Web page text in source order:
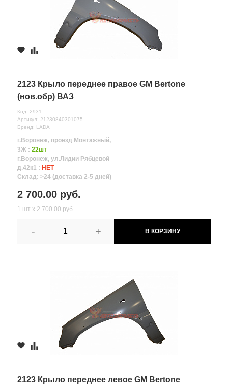
2123 Крыло переднее правое GM Bertone
(нов.обр) ВАЗ
Код: 2931
Артикул: 21230840301075
Бренд: LADA
г.Воронеж, проезд Монтажный,
3Ж : 22шт
г.Воронеж, ул.Лидии Рябцевой
д.42к1 : НЕТ
Склад: >24 (доставка 2-5 дней)
2 700.00 руб.
1 шт х 2 700.00 руб.
- + В КОРЗИНУ
2123 Крыло переднее левое GM Bertone